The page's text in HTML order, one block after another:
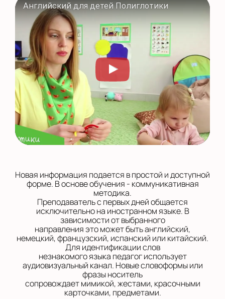
Английский для детей Полиглотики
Новая информация подается в простой и доступной
форме. В основе обучения - коммуникативная
методика.
Преподаватель с первых дней общается
исключительно на иностранном языке. В
зависимости от выбранного
направления это может быть английский,
немецкий, французский, испанский или китайский.
Для идентификации слов
незнакомого языка педагог использует
аудиовизуальный канал. Новые словоформы или
фразы носитель
сопровождает мимикой, жестами, красочными
карточками, предметами.